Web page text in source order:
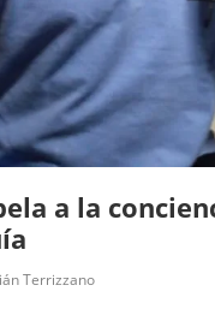
a la
Terrizzano